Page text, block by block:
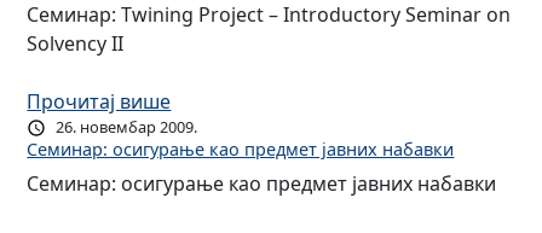
Семинар: Twining Project – Introductory Seminar on
Solvency II
Прочитај више
26. новембар 2009.
Семинар: осигурање као предмет јавних набавки
Семинар: осигурање као предмет јавних набавки